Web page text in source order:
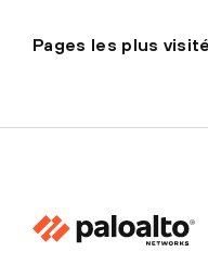
Pages les plus